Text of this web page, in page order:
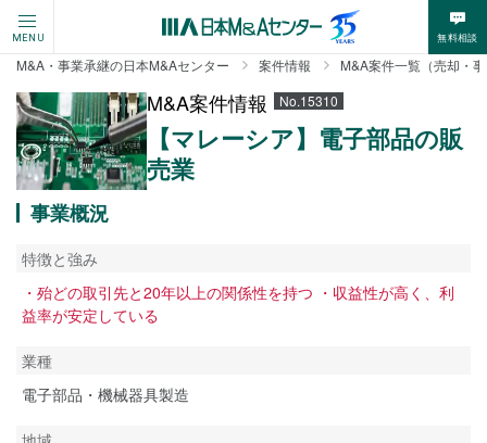
MENU 無料相談
M&A・事業承継の日本M&Aセンター 案件情報 M&A案件一覧（売却・
M&A案件情報 No.15310
【マレーシア】電子部品の販
売業
事業概況
特徴と強み
・殆どの取引先と20年以上の関係性を持つ ・収益性が高く、利
益率が安定している
業種
電子部品・機械器具製造